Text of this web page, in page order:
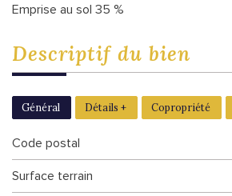
Emprise au sol 35 %
descriptif du bien
Général Détails + Copropriété
Code postal
surface terrain